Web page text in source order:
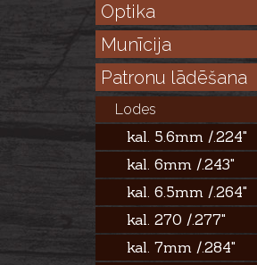
Optika
Munīcija
Patronu lādēšana
Lodes
kal. 5.6mm /.224"
kal. 6mm /.243"
kal. 6.5mm /.264"
kal. 270 /.277"
kal. 7mm /.284"